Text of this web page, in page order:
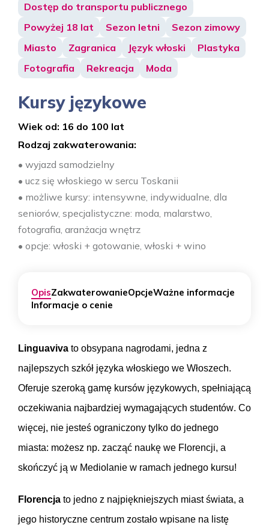
Dostęp do transportu publicznego
Powyżej 18 lat
Sezon letni
Sezon zimowy
Miasto
Zagranica Język włoski
Plastyka
Fotografia
Rekreacja Moda
Kursy językowe
Wiek od: 16 do 100 lat
Rodzaj zakwaterowania:
• wyjazd samodzielny
• ucz się włoskiego w sercu Toskanii
• możliwe kursy: intensywne, indywidualne, dla
seniorów, specjalistyczne: moda, malarstwo,
fotografia, aranżacja wnętrz
• opcje: włoski + gotowanie, włoski + wino
OpisZakwaterowanieOpcjeWażne informacje
Informacje o cenie
Linguaviva to obsypana nagrodami, jedna z
najlepszych szkół języka włoskiego we Włoszech.
Oferuje szeroką gamę kursów językowych, spełniającą
oczekiwania najbardziej wymagających studentów. Co
więcej, nie jesteś ograniczony tylko do jednego
miasta: możesz np. zacząć naukę we Florencji, a
skończyć ją w Mediolanie w ramach jednego kursu!
Florencja to jedno z najpiękniejszych miast świata, a
jego historyczne centrum zostało wpisane na listę